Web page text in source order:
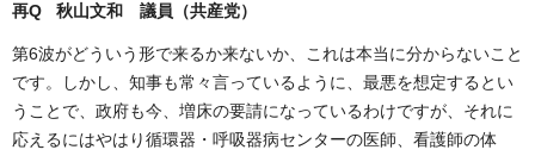
再Q 秋山文和 議員（共産党）
第6波がどういう形で来るか来ないか、これは本当に分からないこと
です。しかし、知事も常々言っているように、最悪を想定するとい
うことで、政府も今、増床の要請になっているわけですが、それに
応えるにはやはり循環器・呼吸器病センターの医師、看護師の体